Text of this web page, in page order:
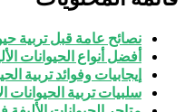
نصائح عامة قبل تربية
أفضل أنواع الحيوانات
إيجابيات وفوائد تربية
سلبيات تربية الحيوانات